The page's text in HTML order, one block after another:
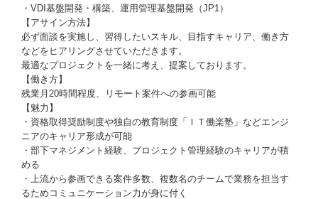
・VDI基盤開発・構築、運用管理基盤開発（JP1）
【アサイン方法】
必ず面談を実施し、習得したいスキル、目指すキャリア、働き方
などをヒアリングさせていただきます。
最適なプロジェクトを一緒に考え、提案しております。
【働き方】
残業月20時間程度、リモート案件への参画可能
【魅力】
・資格取得奨励制度や独自の教育制度「ＩＴ働楽塾」などエンジ
ニアのキャリア形成が可能
・部下マネジメント経験、プロジェクト管理経験のキャリアが積
める
・上流から参画できる案件多数、複数名のチームで業務を担当す
るためコミュニケーション力が身に付く